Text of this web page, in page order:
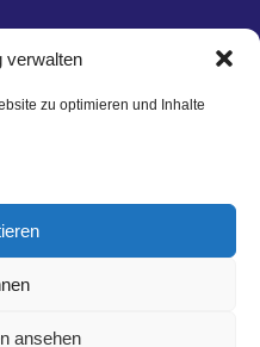
verwalten
zu optimieren und Inhalte
ansehen